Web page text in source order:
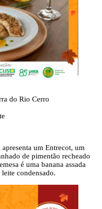
do Rio Cerro
um Entrecot, um
de pimentão recheado
é uma banana assada
condensado.